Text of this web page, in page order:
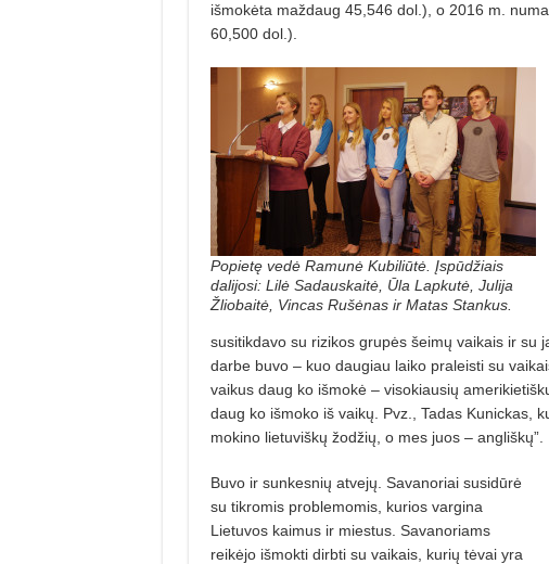
išmokėta maždaug 45,546 dol.), o 2016 m.
60,500 dol.).
Popietę vedė Ramunė Kubiliūtė. Įspūdžiais
dalijosi: Lilė Sadauskaitė, Ūla Lapkutė, Julija
Žliobaitė, Vincas Rušėnas ir Matas Stankus.
susitikdavo su rizikos grupės šeimų vaikais ir su
darbe buvo – kuo daugiau laiko praleisti su
vaikus daug ko išmokė – visokiausių
daug ko išmoko iš vaikų. Pvz., Tadas Kunickas,
mokino lietuviškų žodžių, o mes juos – angliškų”.
Buvo ir sunkesnių atvejų. Savanoriai susidūrė
su tikromis problemomis, kurios vargina
Lietuvos kaimus ir miestus. Savanoriams
reikėjo išmokti dirbti su vaikais, kurių tėvai yra